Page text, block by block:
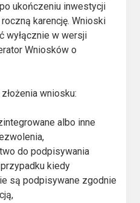
ukończeniu inwestycji
karencję. Wnioski
wyłącznie w wersji
Wniosków o
wniosku:
albo inne
do podpisywania
kiedy
są podpisywane zgodnie